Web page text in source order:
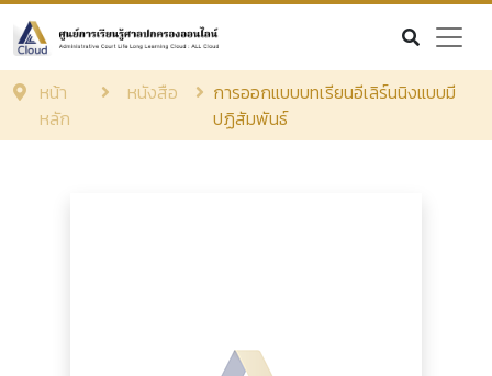
หน้า
หลัก
หนังสือ
การออกแบบบทเรียนอีเลิร์นนิงแบบมี
ปฏิสัมพันธ์